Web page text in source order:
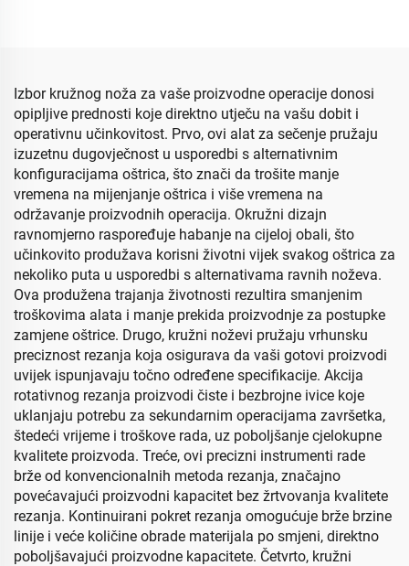
Izbor kružnog noža za vaše proizvodne operacije donosi
opipljive prednosti koje direktno utječu na vašu dobit i
operativnu učinkovitost. Prvo, ovi alat za sečenje pružaju
izuzetnu dugovječnost u usporedbi s alternativnim
konfiguracijama oštrica, što znači da trošite manje
vremena na mijenjanje oštrica i više vremena na
održavanje proizvodnih operacija. Okružni dizajn
ravnomjerno raspoređuje habanje na cijeloj obali, što
učinkovito produžava korisni životni vijek svakog oštrica za
nekoliko puta u usporedbi s alternativama ravnih noževa.
Ova produžena trajanja životnosti rezultira smanjenim
troškovima alata i manje prekida proizvodnje za postupke
zamjene oštrice. Drugo, kružni noževi pružaju vrhunsku
preciznost rezanja koja osigurava da vaši gotovi proizvodi
uvijek ispunjavaju točno određene specifikacije. Akcija
rotativnog rezanja proizvodi čiste i bezbrojne ivice koje
uklanjaju potrebu za sekundarnim operacijama završetka,
štedeći vrijeme i troškove rada, uz poboljšanje cjelokupne
kvalitete proizvoda. Treće, ovi precizni instrumenti rade
brže od konvencionalnih metoda rezanja, značajno
povećavajući proizvodni kapacitet bez žrtvovanja kvalitete
rezanja. Kontinuirani pokret rezanja omogućuje brže brzine
linije i veće količine obrade materijala po smjeni, direktno
poboljšavajući proizvodne kapacitete. Četvrto, kružni